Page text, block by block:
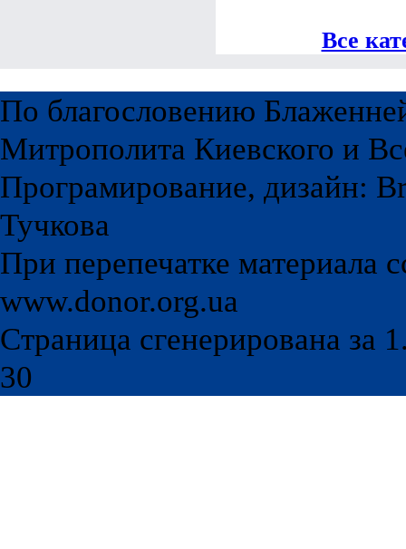
Все
По благословению
Митрополита Киевского и
Програмирование, дизайн:
Тучкова
При перепечатке материала
www.donor.org.ua
Страница сгенерирована за
30